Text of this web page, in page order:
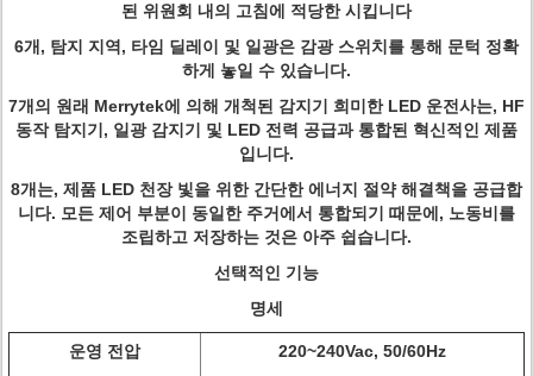
된 위원회 내의 고침에 적당한 시킵니다
6개, 탐지 지역, 타임 딜레이 및 일광은 감광 스위치를 통해 문턱 정확
하게 놓일 수 있습니다.
7개의 원래 Merrytek에 의해 개척된 감지기 희미한 LED 운전사는, HF
동작 탐지기, 일광 감지기 및 LED 전력 공급과 통합된 혁신적인 제품
입니다.
8개는, 제품 LED 천장 빛을 위한 간단한 에너지 절약 해결책을 공급합
니다. 모든 제어 부분이 동일한 주거에서 통합되기 때문에, 노동비를
조립하고 저장하는 것은 아주 쉽습니다.
선택적인 기능
명세
운영 전압 220~240Vac, 50/60Hz